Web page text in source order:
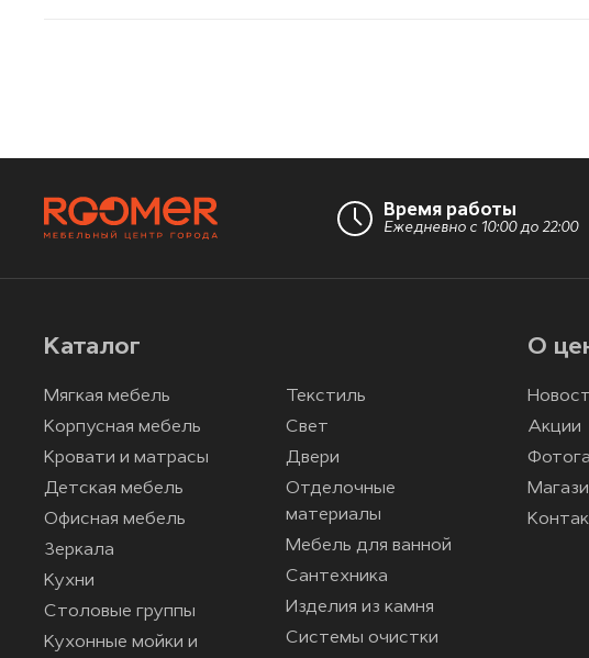
Время работы
Ежедневно с 10:00 до 22:00
Каталог
Мягкая мебель
Корпусная мебель
Кровати и матрасы
Детская мебель
Офисная мебель
Зеркала
Кухни
Столовые группы
Кухонные мойки и
Текстиль
Свет
Двери
Отделочные
материалы
Мебель для ванной
Сантехника
Изделия из камня
Системы очистки
О
Акции